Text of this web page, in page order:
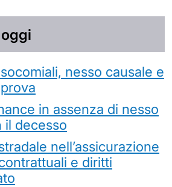
nesso causale e
in assenza di nesso
il decesso
nell’assicurazione
e diritti